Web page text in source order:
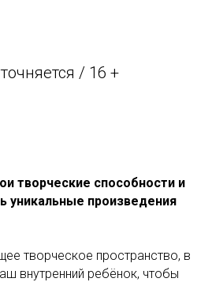
/ 16 +
творческие способности и
уникальные произведения
творческое пространство, в
внутренний ребёнок, чтобы